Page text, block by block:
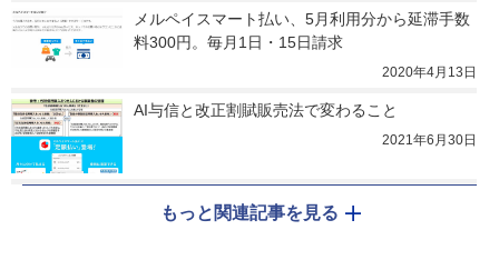
メルペイスマート払い、5月利用分から延滞手数
料300円。毎月1日・15日請求
2020年4月13日
AI与信と改正割賦販売法で変わること
2021年6月30日
もっと関連記事を見る